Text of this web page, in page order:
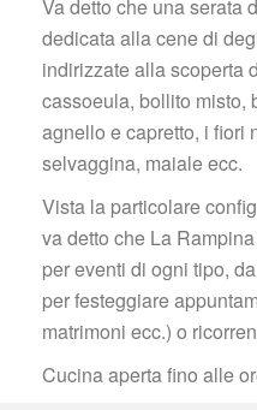
Va detto che una serata
dedicata alla cene di
indirizzate alla scoperta
cassoeula, bollito misto,
agnello e capretto, i fiori
elvaggina, maiale ecc.
Vista la particolare
va detto che La
per eventi di ogni tipo,
per festeggiare
matrimoni ecc.) o
Cucina aperta fino alle